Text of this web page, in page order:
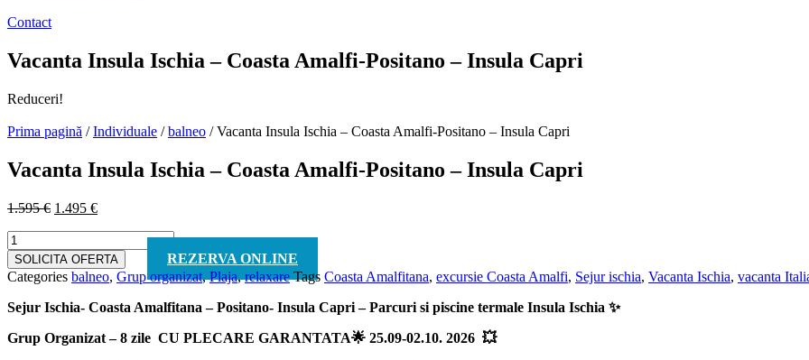
Contact
Vacanta Insula Ischia – Coasta Amalfi-Positano – Insula Capri
Reduceri!
Prima pagină /Individuale /balneo / Vacanta Insula Ischia – Coasta Amalfi-Positano – Insula Capri
Vacanta Insula Ischia – Coasta Amalfi-Positano – Insula Capri
1.595€ Prețul
fost:
1.595 €.
1.495 €Prețul
1.495 €.
Cantitate
Vacanta
Insula
Ischia
-
Coasta
Amalfi-
SOLICITA OFERTA
REZERVA ONLINE
Categories balneo, Grup organizat,Plaja,relaxare Tags Coasta Amalfitana, excursie Coasta Amalfi, Sejur ischia, Vacanta Ischia, vacanta
Sejur Ischia- Coasta Amalfitana – Positano- Insula Capri – Parcuri si piscine termale Insula Ischia ✨
Grup Organizat – 8 zile CU PLECARE GARANTATA🌟 25.09-02.10. 2026 💥